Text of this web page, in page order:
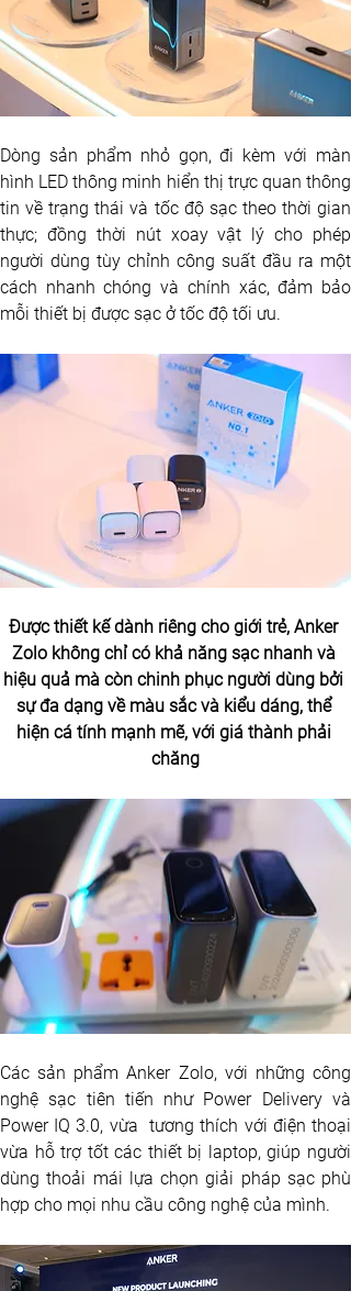
Dòng sản phẩm nhỏ gọn, đi kèm với màn
hình LED thông minh hiển thị trực quan thông
tin về trạng thái và tốc độ sạc theo thời gian
thực; đồng thời nút xoay vật lý cho phép
người dùng tùy chỉnh công suất đầu ra một
cách nhanh chóng và chính xác, đảm bảo
mỗi thiết bị được sạc ở tốc độ tối ưu.
Được thiết kế dành riêng cho giới trẻ, Anker
Zolo không chỉ có khả năng sạc nhanh và
hiệu quả mà còn chinh phục người dùng bởi
sự đa dạng về màu sắc và kiểu dáng, thể
hiện cá tính mạnh mẽ, với giá thành phải
chăng
Các sản phẩm Anker Zolo, với những công
nghệ sạc tiên tiến như Power Delivery và
Power IQ 3.0, vừa  tương thích với điện thoại
vừa hỗ trợ tốt các thiết bị laptop, giúp người
dùng thoải mái lựa chọn giải pháp sạc phù
hợp cho mọi nhu cầu công nghệ của mình.